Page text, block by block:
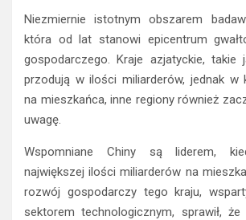
Niezmiernie istotnym obszarem
która od lat stanowi epicentrum
gospodarczego. Kraje azjatyckie, takie
przodują w ilości miliarderów, jednak w
na mieszkańca, inne regiony również
uwagę.
Wspomniane Chiny są liderem,
największej ilości miliarderów na
rozwój gospodarczy tego kraju,
sektorem technologicznym, sprawił,